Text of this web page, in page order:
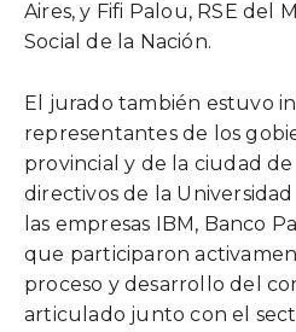
Aires, y Fifi Palou, RSE del
Social de la Nación.
El jurado también estuvo
representantes de los
provincial y de la ciudad de
directivos de la
las empresas IBM, Banco
que participaron
proceso y desarrollo del
articulado junto con el